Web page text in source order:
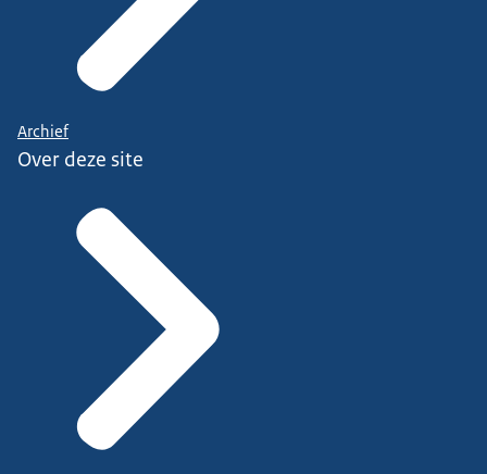
Archief
Over deze site